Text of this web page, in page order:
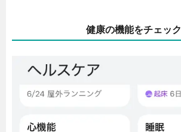
健康の機能をチェック